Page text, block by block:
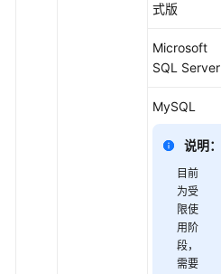
式版
Microsoft
SQL Server
MySQL
说明：
目前
为受
限使
用阶
段，
需要